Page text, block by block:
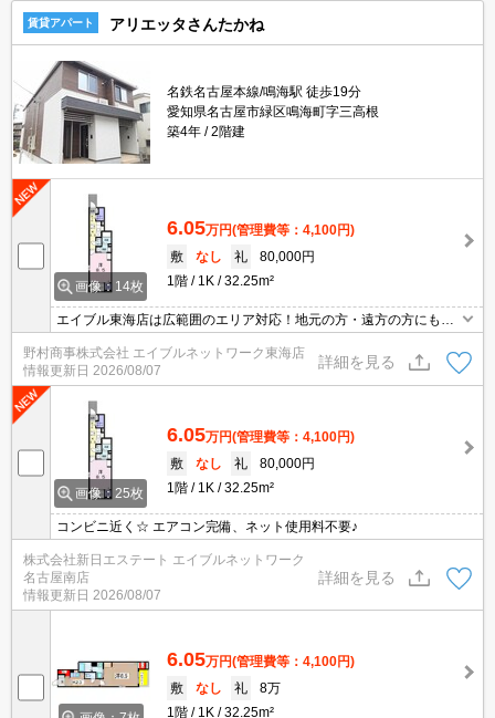
賃貸アパート アリエッタさんたかね
名鉄名古屋本線/鳴海駅 徒歩19分
愛知県名古屋市緑区鳴海町字三高根
築4年
2階建
画像：14枚
6.05万円(管理費等：4,100円)
敷
なし 礼
80,000円
1階
1K 32.25m²
エイブル東海店は広範囲のエリア対応！地元の方・遠方の方にも公
平な視点で提案♪見るだけ・オンライン可！
野村商事株式会社 エイブルネットワーク東海店
情報更新日 2026/08/07
詳細を見る
画像：25枚
6.05万円(管理費等：4,100円)
敷
なし 礼
80,000円
1階
1K 32.25m²
コンビニ近く☆ エアコン完備、ネット使用料不要♪
株式会社新日エステート エイブルネットワーク
名古屋南店
情報更新日 2026/08/07
詳細を見る
6.05万円(管理費等：4,100円)
敷
なし 礼
8万
1階
1K 32.25m²